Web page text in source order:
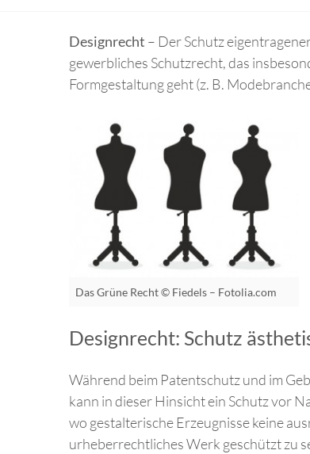
Designrecht – Der Schutz
gewerbliches Schutzrecht, das
Formgestaltung geht (z. B.
Das Grüne Recht © Fiedels – Fotolia.com
Designrecht: Schutz
Während beim Patentschutz und im
kann in dieser Hinsicht ein Schutz vor
wo gestalterische Erzeugnisse keine
urheberrechtliches Werk geschützt zu